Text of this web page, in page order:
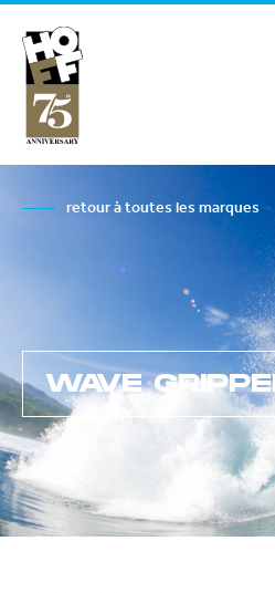
Hoff Distribution
retour à toutes les marques
WAVE